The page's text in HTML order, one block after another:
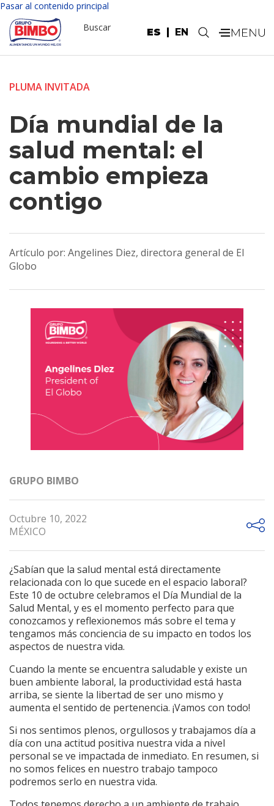
Pasar al contenido principal
ES EN
Buscar .
PLUMA INVITADA
Día mundial de la
salud mental: el
cambio empieza
contigo
Artículo por: Angelines Diez, directora general de El
Globo
GRUPO BIMBO
Octubre 10, 2022
MÉXICO
¿Sabían que la salud mental está directamente
relacionada con lo que sucede en el espacio laboral?
Este 10 de octubre celebramos el Día Mundial de la
Salud Mental, y es el momento perfecto para que
conozcamos y reflexionemos más sobre el tema y
tengamos más conciencia de su impacto en todos los
aspectos de nuestra vida.
Cuando la mente se encuentra saludable y existe un
buen ambiente laboral, la productividad está hasta
arriba, se siente la libertad de ser uno mismo y
aumenta el sentido de pertenencia. ¡Vamos con todo!
Si nos sentimos plenos, orgullosos y trabajamos día a
día con una actitud positiva nuestra vida a nivel
personal se ve impactada de inmediato. En resumen, si
no somos felices en nuestro trabajo tampoco
podremos serlo en nuestra vida.